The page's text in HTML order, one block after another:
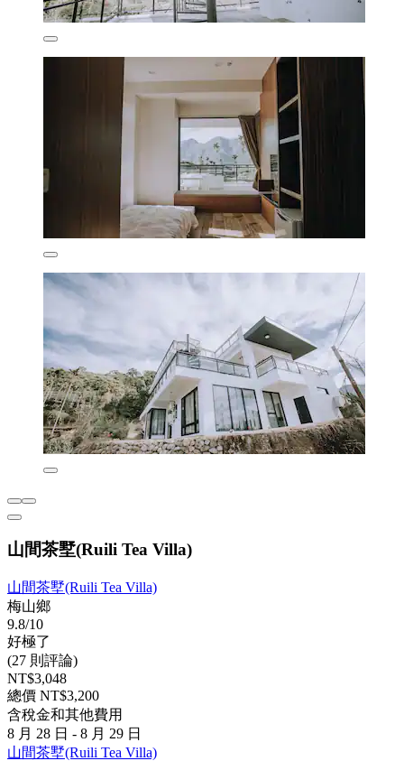
山間茶墅(Ruili Tea Villa)
山間茶墅(Ruili Tea Villa)
梅山鄉
9.8/10
好極了
(27 則評論)
NT$3,048
總價 NT$3,200
含稅金和其他費用
8 月 28 日 - 8 月 29 日
山間茶墅(Ruili Tea Villa)